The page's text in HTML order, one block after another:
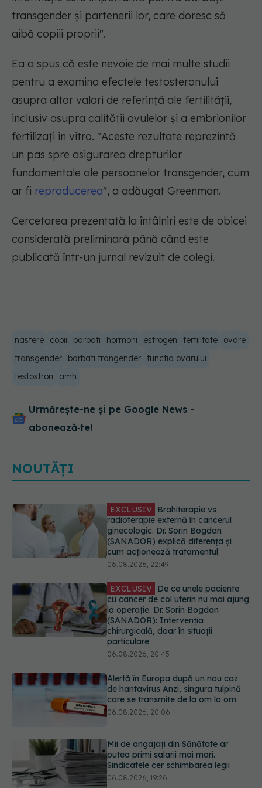
transgender și partenerii lor, care doresc să
aibă copiii proprii".
Ea a spus că este nevoie de mai multe studii
pentru a examina efectele testosteronului
asupra altor valori de referință ale fertilității,
inclusiv asupra calității ovulelor și a embrionilor
fertilizați in vitro. "Aceste rezultate reprezintă
un pas spre asigurarea drepturilor
fundamentale ale persoanelor transgender, cum
ar fi reproducerea", a adăugat Greenman.
Cercetarea prezentată la întâlniri este de obicei
considerată preliminară până când este
publicată într-un jurnal revizuit de colegi.
nastere copii barbati hormoni estrogen fertilitate
ovare
transgender
barbati trangender functia ovarului
testostron
amh
Urmărește-ne și pe Google News -
abonează‑te!
NOUTĂȚI
EXCLUSIV De ce unele paciente
cu cancer de col uterin nu mai ajung
la operație. Dr. Sorin Bogdan
(SANADOR): Intervenția
chirurgicală, doar în situații
particulare
Alertă în Europa după un nou caz
de hantavirus Anzi, singura tulpină
care se transmite de la om la om
06.08.2026, 20:06
putea primi salarii mai mari.
Sindicatele cer schimbarea legii
06.08.2026, 19:26
care pot fi tratate fără operație. Dr.
Sorin Bogdan (SANADOR): Chirurgia
este indicată doar punctual, pentru
anumite categorii de paciente